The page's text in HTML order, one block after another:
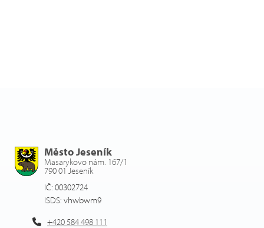
Město Jeseník
Masarykovo nám. 167/1
790 01 Jeseník
IČ: 00302724
ISDS: vhwbwm9
+420 584 498 111